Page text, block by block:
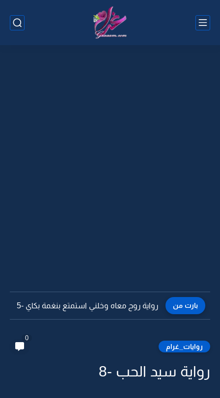
بارت من رواية روح معاه وخلني استمتع بنغمة بكاي -4
روايات_غرام
0
رواية سيد الحب -8